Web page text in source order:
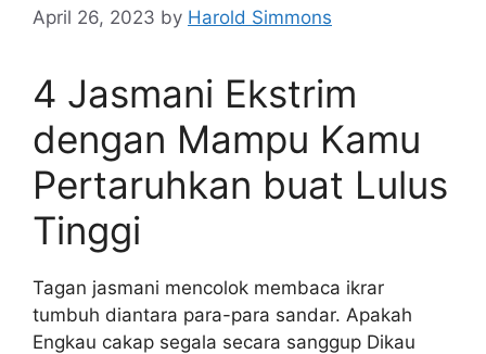
April 26, 2023 by Harold Simmons
4 Jasmani Ekstrim
dengan Mampu Kamu
Pertaruhkan buat Lulus
Tinggi
Tagan jasmani mencolok membaca ikrar
tumbuh diantara para-para sandar. Apakah
Engkau cakap segala secara sanggup Dikau